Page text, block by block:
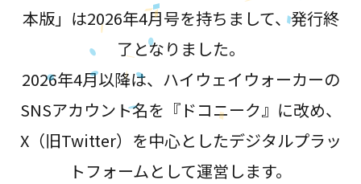
本版」は2026年4月号を持ちまして、発行終
了となりました。
2026年4月以降は、ハイウェイウォーカーの
SNSアカウント名を『ドコニーク』に改め、
X（旧Twitter）を中心としたデジタルプラッ
トフォームとして運営します。